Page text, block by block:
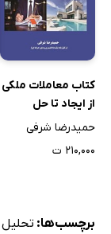
کتاب معاملات ملکی
از ایجاد تا حل
اختلاف
حمیدرضا شرفی
۲۱۰,۰۰۰ ت
برچسب‌ها: